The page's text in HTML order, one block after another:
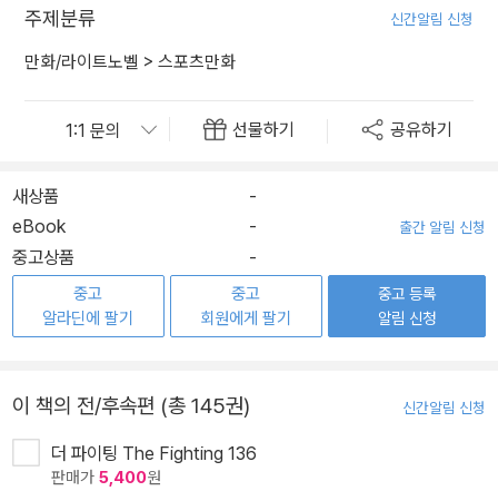
주제분류 신간알림 신청
만화/라이트노벨 > 스포츠만화
선물하기 공유하기
새상품
-
eBook
- 출간 알림 신청
중고상품 -
중고
알라딘에 팔기
중고
회원에게 팔기
중고 등록
알림 신청
이 책의 전/후속편 (총 145권) 신간알림 신청
더 파이팅 The Fighting 136
판매가 5,400원